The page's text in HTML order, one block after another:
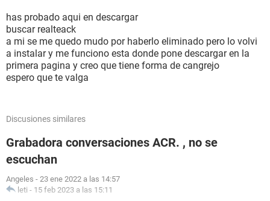
has probado aqui en descargar
buscar realteack
a mi se me quedo mudo por haberlo eliminado pero lo volvi
a instalar y me funciono esta donde pone descargar en la
primera pagina y creo que tiene forma de cangrejo
espero que te valga
Discusiones similares
Grabadora conversaciones ACR. , no se
escuchan
Angeles - 23 ene 2022 a las 14:57
leti - 15 feb 2023 a las 15:11